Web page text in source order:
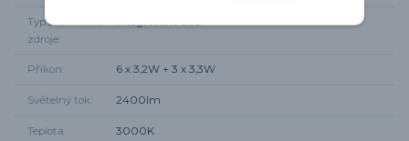
Typ světelného
zdroje
Příkon 6 x 3,2W + 3 x 3,3W
Světelný tok 2400lm
Teplota
3000K